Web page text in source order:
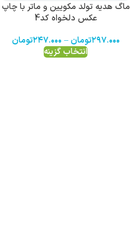
ماگ هدیه تولد مکویین و ماتر با چاپ
عکس دلخواه کد4
۲۹۷.۰۰۰تومان – ۲۴۷.۰۰۰تومان
انتخاب گزینه